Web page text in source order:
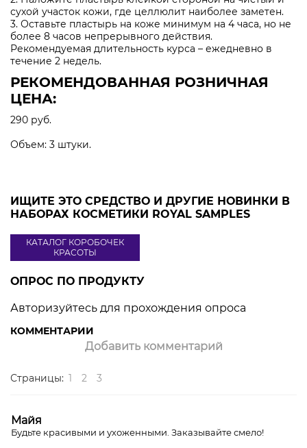
сухой участок кожи, где целлюлит наиболее заметен.
3. Оставьте пластырь на коже минимум на 4 часа, но не
более 8 часов непрерывного действия.
Рекомендуемая длительность курса – ежедневно в
течение 2 недель.
РЕКОМЕНДОВАННАЯ РОЗНИЧНАЯ
ЦЕНА:
290 руб.
Объем: 3 штуки.
ИЩИТЕ ЭТО СРЕДСТВО И ДРУГИЕ НОВИНКИ В
НАБОРАХ КОСМЕТИКИ ROYAL SAMPLES
КАТАЛОГ КОРОБОЧЕК
КРАСОТЫ
ОПРОС ПО ПРОДУКТУ
Авторизуйтесь для прохождения опроса
КОММЕНТАРИИ
Добавить комментарий
Страницы: 1 2 3
Майя
Будьте красивыми и ухоженными. Заказывайте смело!